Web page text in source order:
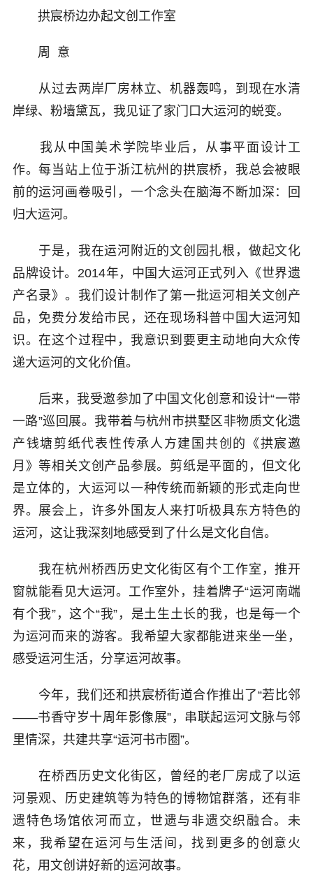
拱宸桥边办起文创工作室
周 意
从过去两岸厂房林立、机器轰鸣，到现在水清
岸绿、粉墙黛瓦，我见证了家门口大运河的蜕变。
我从中国美术学院毕业后，从事平面设计工
作。每当站上位于浙江杭州的拱宸桥，我总会被眼
前的运河画卷吸引，一个念头在脑海不断加深：回
归大运河。
于是，我在运河附近的文创园扎根，做起文化
品牌设计。2014年，中国大运河正式列入《世界遗
产名录》。我们设计制作了第一批运河相关文创产
品，免费分发给市民，还在现场科普中国大运河知
识。在这个过程中，我意识到要更主动地向大众传
递大运河的文化价值。
后来，我受邀参加了中国文化创意和设计“一带
一路”巡回展。我带着与杭州市拱墅区非物质文化遗
产钱塘剪纸代表性传承人方建国共创的《拱宸邀
月》等相关文创产品参展。剪纸是平面的，但文化
是立体的，大运河以一种传统而新颖的形式走向世
界。展会上，许多外国友人来打听极具东方特色的
运河，这让我深刻地感受到了什么是文化自信。
我在杭州桥西历史文化街区有个工作室，推开
窗就能看见大运河。工作室外，挂着牌子“运河南端
有个我”，这个“我”，是土生土长的我，也是每一个
为运河而来的游客。我希望大家都能进来坐一坐，
感受运河生活，分享运河故事。
今年，我们还和拱宸桥街道合作推出了“若比邻
——书香守岁十周年影像展”，串联起运河文脉与邻
里情深，共建共享“运河书市圈”。
在桥西历史文化街区，曾经的老厂房成了以运
河景观、历史建筑等为特色的博物馆群落，还有非
遗特色场馆依河而立，世遗与非遗交织融合。未
来，我希望在运河与生活间，找到更多的创意火
花，用文创讲好新的运河故事。